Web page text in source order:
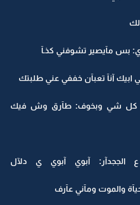
لك
بس مآيصير تشوفني كذـآ
آنآ تعبآن خففي عني طلبتك
كل شي وبخوف: طآرق وش فيك
آبوي آبوي ي دلآل
والموت ومآني عآرف